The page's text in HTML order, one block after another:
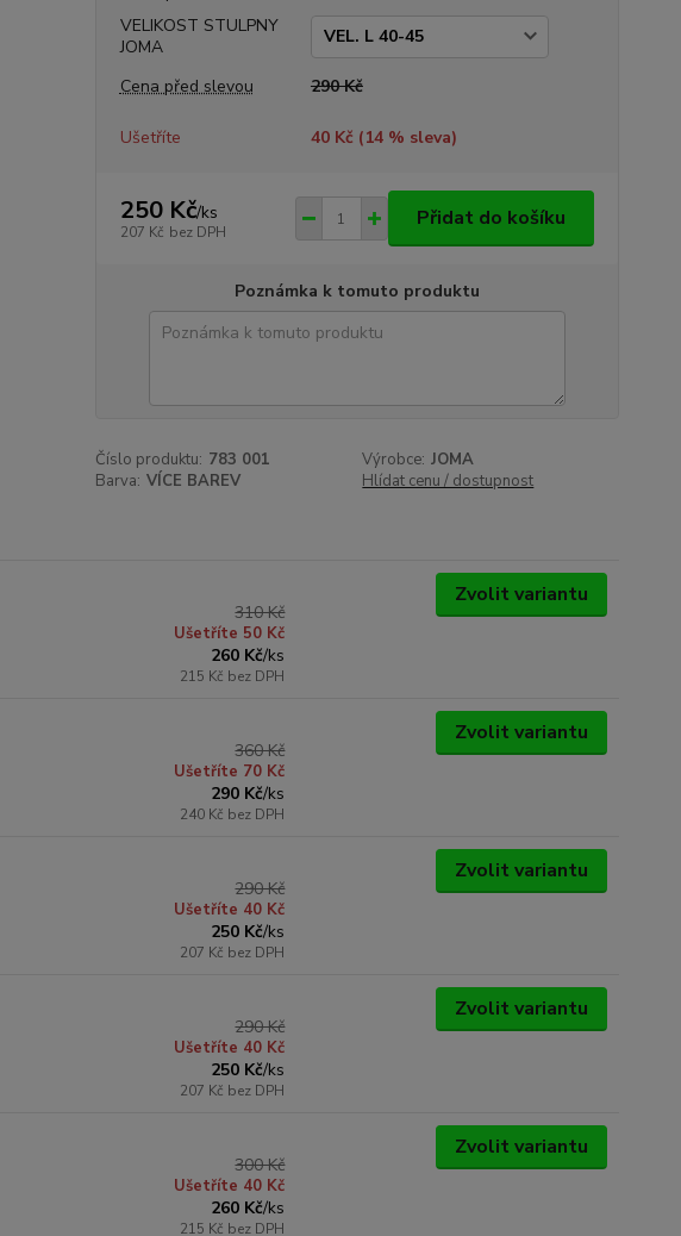
VELIKOST STULPNY
JOMA
Cena před slevou
290 Kč
Ušetříte 40 Kč (14% sleva)
250 Kč/ks
207 Kč bez DPH
Přidat do košíku
Poznámka k tomuto produktu
Číslo produktu: 783 001 Výrobce: JOMA
Barva: VÍCE BAREV Hlídat cenu / dostupnost
310 Kč
Ušetříte 50 Kč
260 Kč/ks
215 Kč bez DPH
Zvolit variantu
360 Kč
Ušetříte 70 Kč
290 Kč/ks
240 Kč bez DPH
Zvolit variantu
290 Kč
Ušetříte 40 Kč
250 Kč/ks
207 Kč bez DPH
Zvolit variantu
290 Kč
Ušetříte 40 Kč
250 Kč/ks
207 Kč bez DPH
Zvolit variantu
300 Kč
Ušetříte 40 Kč
260 Kč/ks
215 Kč bez DPH
Zvolit variantu